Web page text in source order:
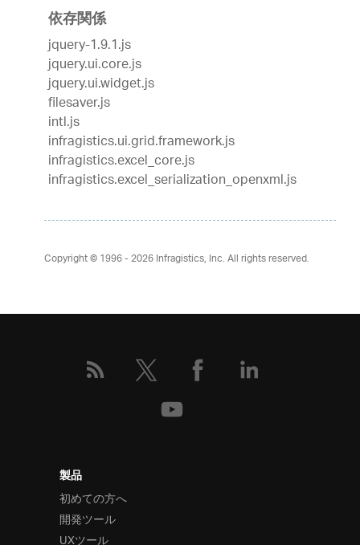
依存関係
jquery-1.9.1.js
jquery.ui.core.js
jquery.ui.widget.js
filesaver.js
intl.js
infragistics.ui.grid.framework.js
infragistics.excel_core.js
infragistics.excel_serialization_openxml.js
Copyright © 1996 - 2026Infragistics, Inc. All rights reserved.
製品
初めての方へ
開発ツール